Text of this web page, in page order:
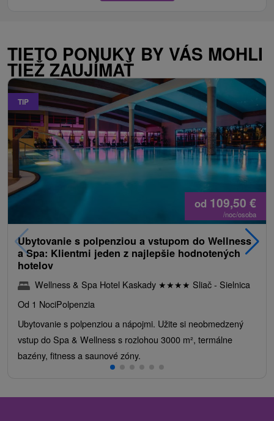
TIETO PONUKY BY VÁS MOHLI
TIEŽ ZAUJÍMAŤ
TIP
od 109,50 €
/noc/osoba
Ubytovanie s polpenziou a vstupom do Wellness
a Spa: Klientmi jeden z najlepšie hodnotených
hotelov
Wellness & Spa Hotel Kaskady ★★★★ Sliač - Sielnica
Od 1 NociPolpenzia
Ubytovanie s polpenziou a nápojmi. Užite si neobmedzený
vstup do Spa & Wellness s rozlohou 3000 m², termálne
bazény, fitness a saunové zóny.